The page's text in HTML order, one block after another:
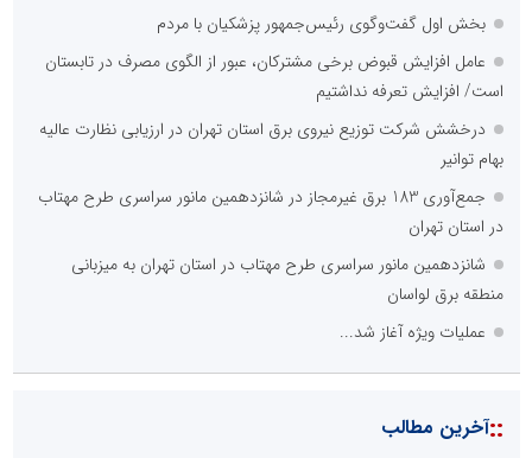
بخش اول گفت‌وگوی رئیس‌جمهور پزشکیان با مردم
عامل افزایش قبوض برخی مشترکان، عبور از الگوی مصرف در تابستان
است/ افزایش تعرفه نداشتیم
درخشش شرکت توزیع نیروی برق استان تهران در ارزیابی نظارت عالیه
بهام توانیر
جمع‌آوری 183 برق غیرمجاز در شانزدهمین مانور سراسری طرح مهتاب
در استان تهران
شانزدهمین مانور سراسری طرح مهتاب در استان تهران به میزبانی
منطقه برق لواسان
عملیات ویژه آغاز شد...
::آخرین مطالب